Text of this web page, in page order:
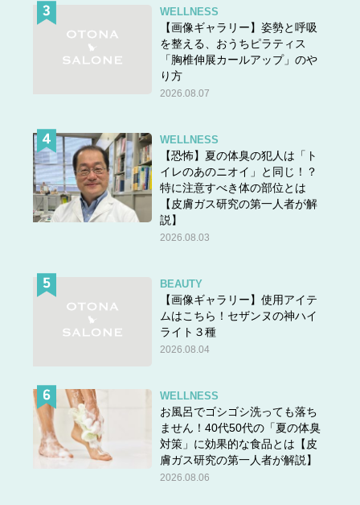
WELLNESS
【画像ギャラリー】姿勢と呼吸
を整える、おうちピラティス
「胸椎伸展カールアップ」のや
り方
2026.08.07
WELLNESS
【恐怖】夏の体臭の犯人は「ト
イレのあのニオイ」と同じ！？
特に注意すべき体の部位とは
【皮膚ガス研究の第一人者が解
説】
2026.08.03
BEAUTY
【画像ギャラリー】使用アイテ
ムはこちら！セザンヌの神ハイ
ライト３種
2026.08.04
WELLNESS
お風呂でゴシゴシ洗っても落ち
ません！40代50代の「夏の体臭
対策」に効果的な食品とは【皮
膚ガス研究の第一人者が解説】
2026.08.06